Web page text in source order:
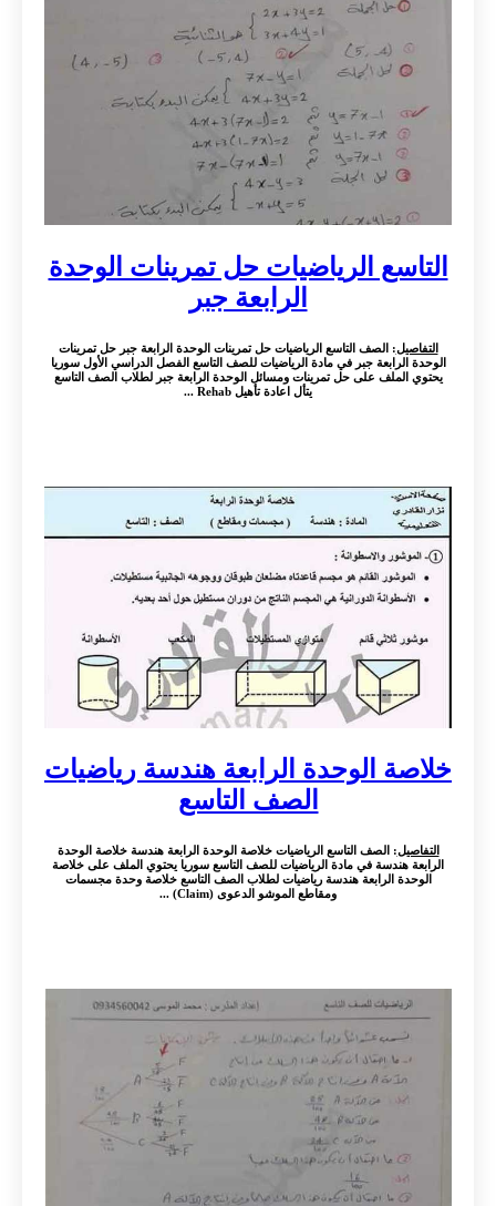
التاسع الرياضيات حل تمرينات الوحدة
الرابعة جبر
التفاصيل: الصف التاسع الرياضيات حل تمرينات الوحدة الرابعة جبر حل تمرينات
الوحدة الرابعة جبر في مادة الرياضيات للصف التاسع الفصل الدراسي الأول سوريا
يحتوي الملف على حل تمرينات ومسائل الوحدة الرابعة جبر لطلاب الصف التاسع
يتأل اعادة تأهيل Rehab ...
خلاصة الوحدة الرابعة هندسة رياضيات
الصف التاسع
التفاصيل: الصف التاسع الرياضيات خلاصة الوحدة الرابعة هندسة خلاصة الوحدة
الرابعة هندسة في مادة الرياضيات للصف التاسع سوريا يحتوي الملف على خلاصة
الوحدة الرابعة هندسة رياضيات لطلاب الصف التاسع خلاصة وحدة مجسمات
ومقاطع الموشو الدعوى (Claim) ...